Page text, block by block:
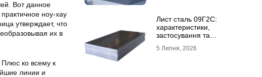
Вот данное
ноу-хау
утверждает, что
их в
ко всему к
линии и
Лист сталь 09Г2С:
характеристики,
застосування та
10ХСНД
5 Липня, 2026